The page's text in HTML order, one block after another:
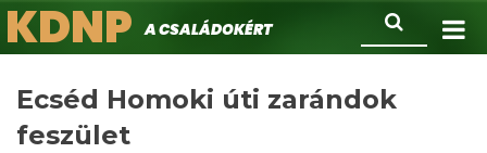
Ugrás
a
Keresés
KDNPA családokért.
Ecséd Homoki úti zarándok
feszület